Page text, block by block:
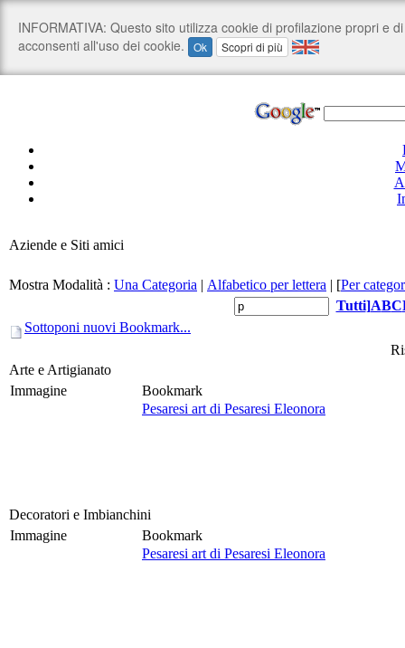
Aziende e Siti amici
Mostra Modalità : Una Categoria | Alfabetico per lettera | [Per
Tutti]ABC
Sottoponi nuovi Bookmark...
Arte e Artigianato
Immagine
Bookmark
Pesaresi art di Pesaresi Eleonora
Decoratori e Imbianchini
Immagine
Bookmark
Pesaresi art di Pesaresi Eleonora